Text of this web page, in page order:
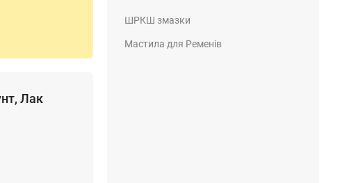
Лак
ШРКШ змазки
Мастила для Ременів